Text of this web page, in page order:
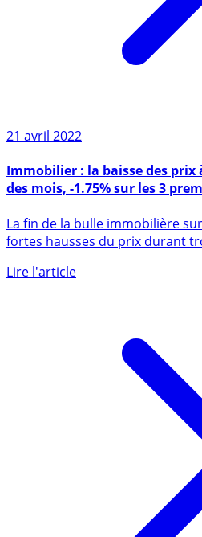
Immobilier : la baisse des prix
La fin de la bulle immobilière sur
fortes hausses du prix durant